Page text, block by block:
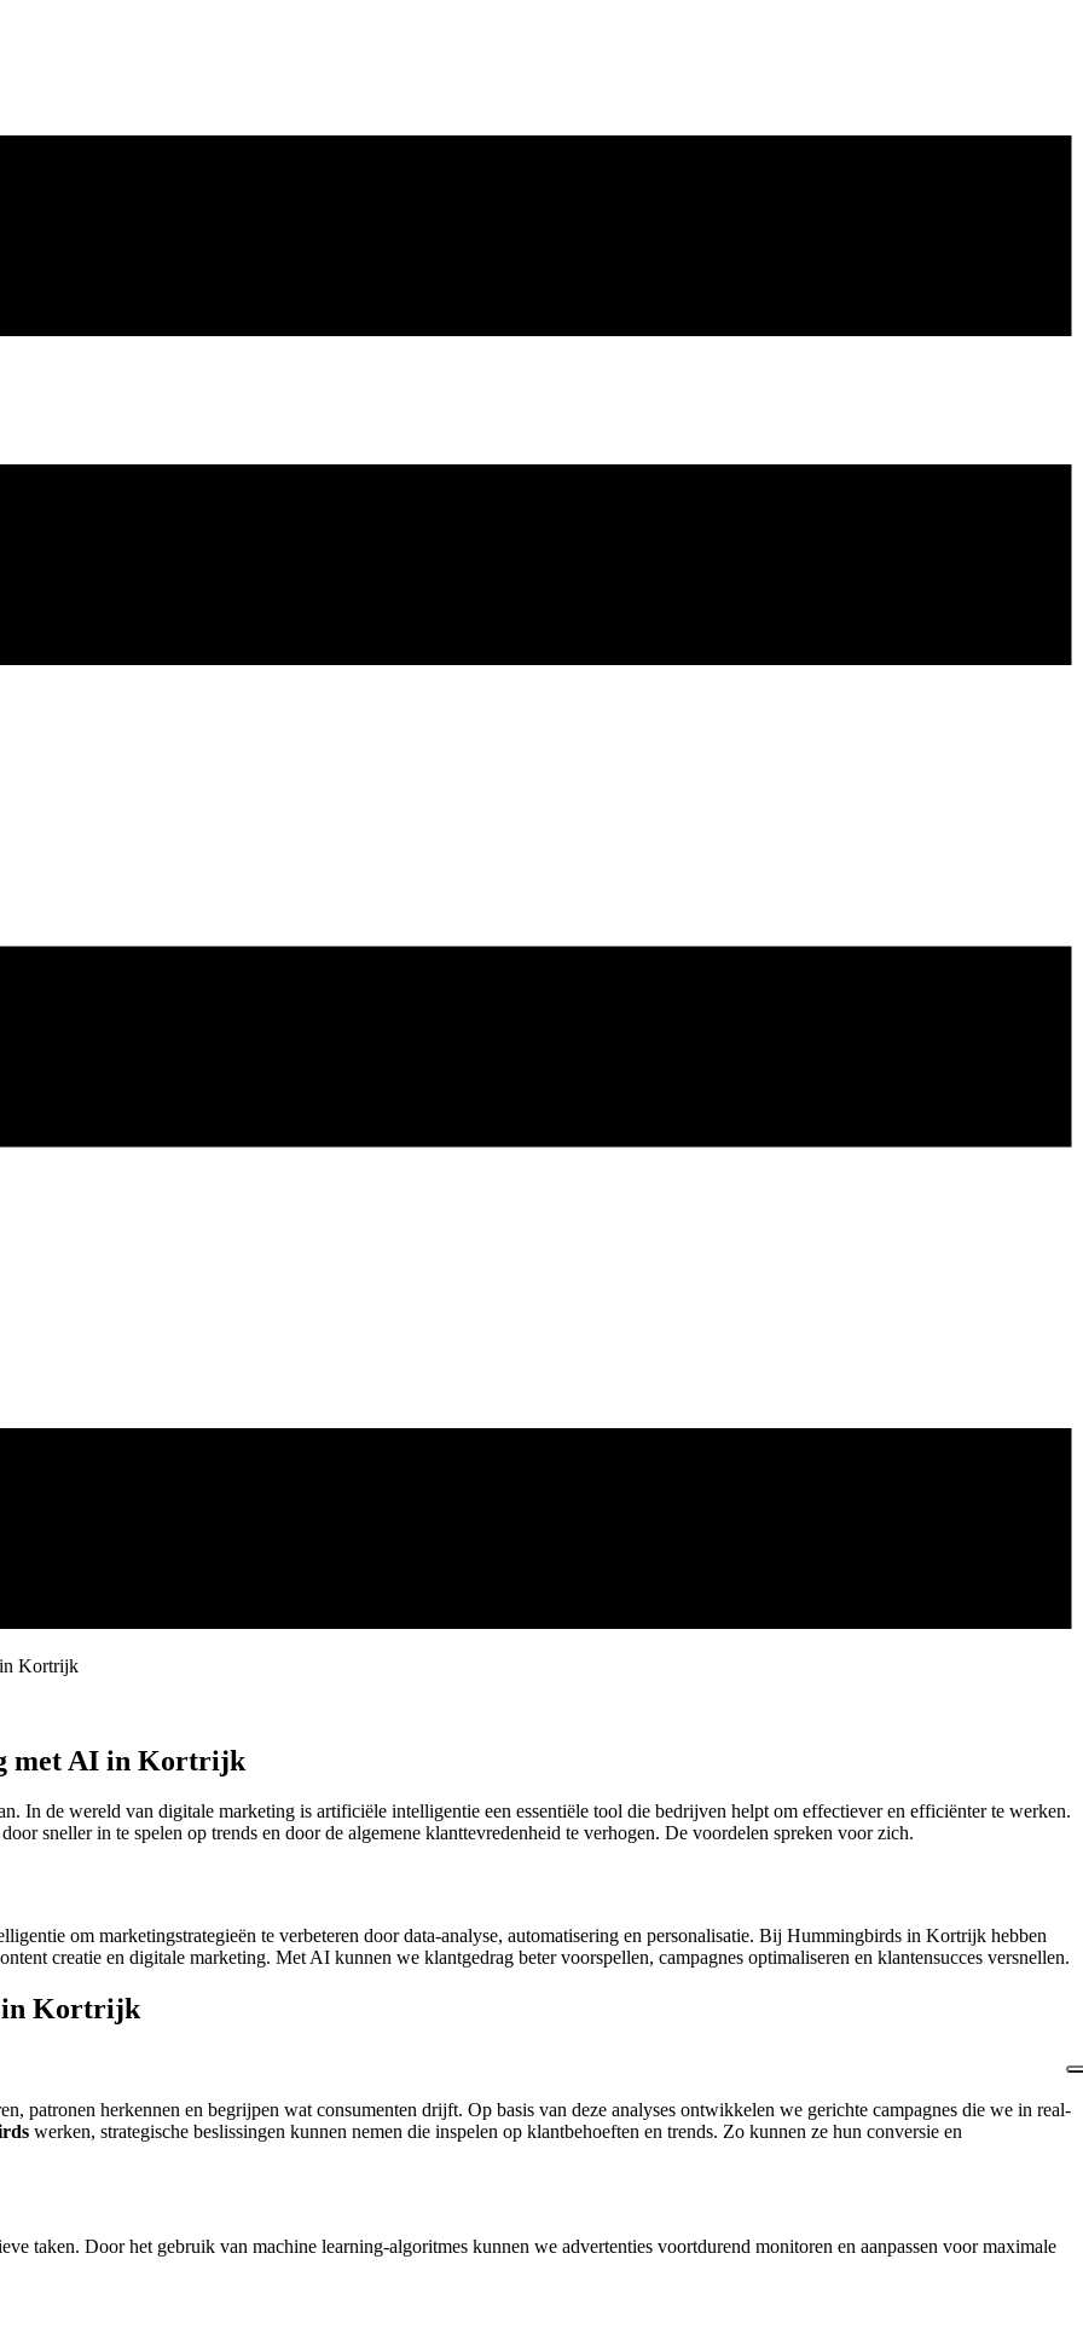
Kortrijk
met AI in Kortrijk
In de wereld van digitale marketing is artificiële intelligentie een essentiële tool die bedrijven helpt om effectiever en efficiënter te werken.
sneller in te spelen op trends en door de algemene klanttevredenheid te verhogen. De voordelen spreken voor zich.
om marketingstrategieën te verbeteren door data-analyse, automatisering en personalisatie. Bij Hummingbirds in Kortrijk hebben
creatie en digitale marketing. Met AI kunnen we klantgedrag beter voorspellen, campagnes optimaliseren en klantensucces versnellen.
in Kortrijk
patronen herkennen en begrijpen wat consumenten drijft. Op basis van deze analyses ontwikkelen we gerichte campagnes die we in real-
werken, strategische beslissingen kunnen nemen die inspelen op klantbehoeften en trends. Zo kunnen ze hun conversie en
taken. Door het gebruik van machine learning-algoritmes kunnen we advertenties voortdurend monitoren en aanpassen voor maximale